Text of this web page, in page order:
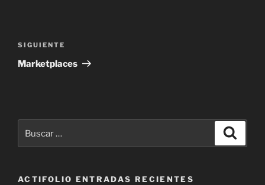
de
entradas
Siguiente
entrada
SIGUIENTE
Marketplaces
por:
ACTIFOLIO ENTRADAS RECIENTES